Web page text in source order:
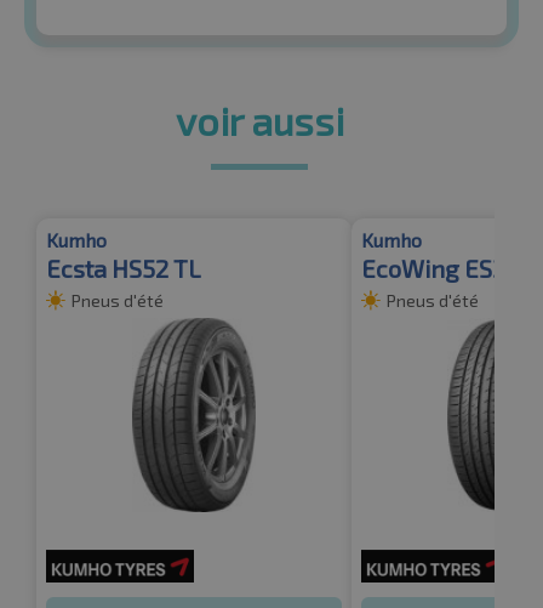
voir aussi
Kumho
Ecsta HS52 TL
Pneus d'été
Kumho
EcoWing ES31
Pneus d'été